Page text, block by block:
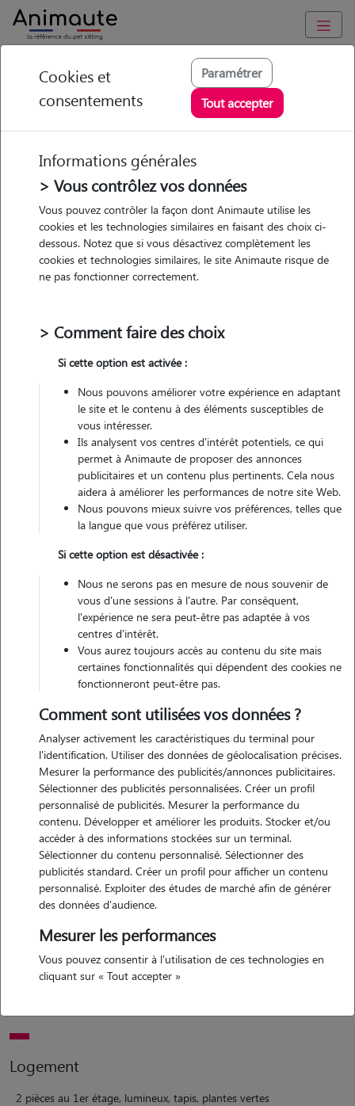
Animaute Wallonie / Province Hainaut /Vallauris
Thomas - Petsitter à
VALLAURIS
• 53 ans
Garde
chez le Pet Sitter
Promenades
Véhiculé
Garde réalisée
Contacter
L'envoi d'une demande est sans engagement
Motivation
j'ai souvent vécu avec des chats et des chiens mais des voyages
professionnels réguliers m'empêchent d'en avoir un à long terme.
j'aimerais tout de même accueillir un chat ponctuellement pour
retrouver ce plaisir de cohabitation.
Expérience
j'ai vécu pendant 20 ans avec des chiens et des chats, j'ai l'habitude
Logement
2 pièces au 1er étage, lumineux, tapis, plantes vertes
Cookies et
consentements
Paramétrer
Tout accepter
Informations générales
> Vous contrôlez vos données
Vous pouvez contrôler la façon dont Animaute utilise les
cookies et les technologies similaires en faisant des choix ci-
dessous. Notez que si vous désactivez complètement les
cookies et technologies similaires, le site Animaute risque de
ne pas fonctionner correctement.
> Comment faire des choix
Si cette option est activée :
Nous pouvons améliorer votre expérience en adaptant
le site et le contenu à des éléments susceptibles de
vous intéresser.
Ils analysent vos centres d'intérêt potentiels, ce qui
permet à Animaute de proposer des annonces
publicitaires et un contenu plus pertinents. Cela nous
aidera à améliorer les performances de notre site Web.
Nous pouvons mieux suivre vos préférences, telles que
la langue que vous préférez utiliser.
Si cette option est désactivée :
Nous ne serons pas en mesure de nous souvenir de
vous d'une sessions à l'autre. Par conséquent,
l'expérience ne sera peut-être pas adaptée à vos
centres d'intérêt.
Vous aurez toujours accès au contenu du site mais
certaines fonctionnalités qui dépendent des cookies ne
fonctionneront peut-être pas.
Comment sont utilisées vos données ?
Analyser activement les caractéristiques du terminal pour
l'identification. Utiliser des données de géolocalisation précises.
Mesurer la performance des publicités/annonces publicitaires.
Sélectionner des publicités personnalisées. Créer un profil
personnalisé de publicités. Mesurer la performance du
contenu. Développer et améliorer les produits. Stocker et/ou
accéder à des informations stockées sur un terminal.
Sélectionner du contenu personnalisé. Sélectionner des
publicités standard. Créer un profil pour afficher un contenu
personnalisé. Exploiter des études de marché afin de générer
des données d'audience.
Mesurer les performances
Vous pouvez consentir à l'utilisation de ces technologies en
cliquant sur « Tout accepter »